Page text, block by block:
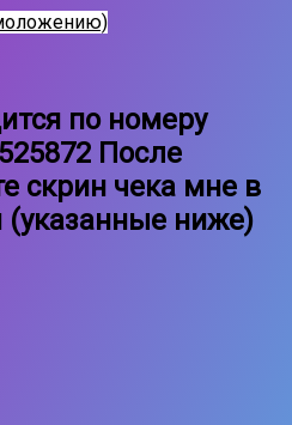
по номеру
После
скрин чека мне в
(указанные ниже)